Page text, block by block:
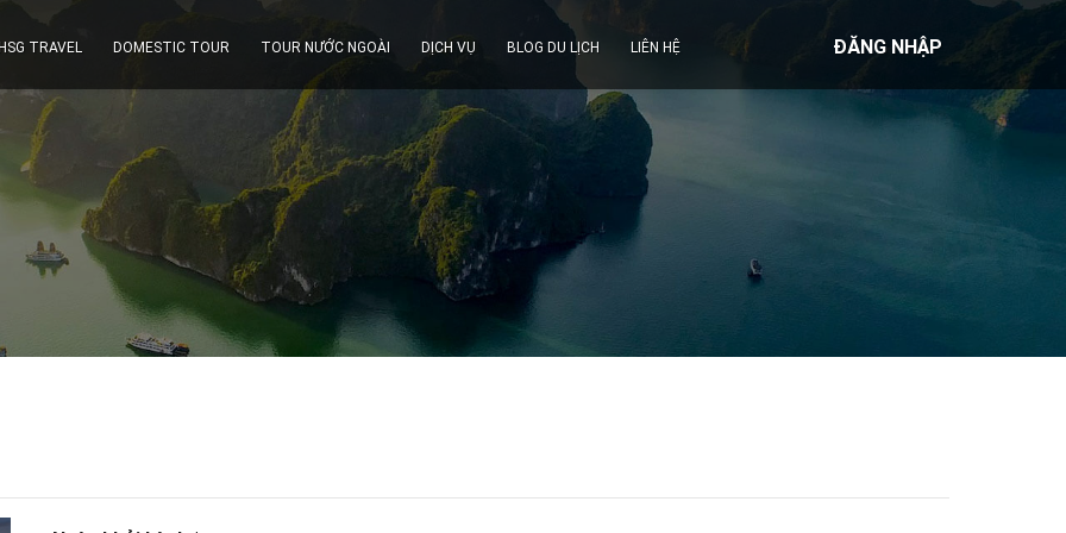
ĐĂNG NHẬP
TRAVEL DOMESTIC TOUR
MIỀN TRUNG
/ PHÚ YÊN
MIỀN NAM
TP.HỒ CHÍ MINH
CẦN THƠ
MIỀN TÂY
VŨNG TÀU
TÂY NINH
CÔN ĐẢO
PHÚ QUỐC / THỔ CHU
HÒN SƠN
TOUR NƯỚC NGOÀI DỊCH VỤ BLOG DU LỊCH LIÊN HỆ